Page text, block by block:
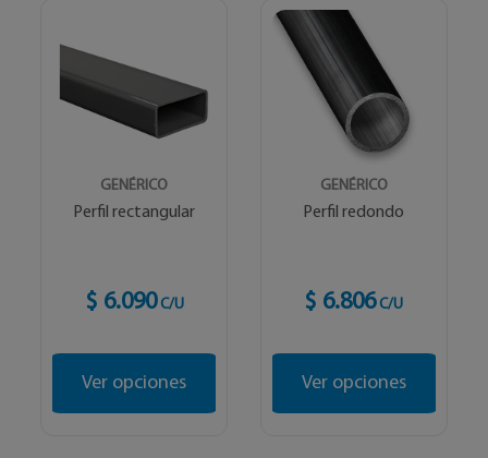
GENÉRICO
Perfil rectangular
$ 6.090 C/U
Ver opciones
GENÉRICO
Perfil redondo
$ 6.806 C/U
Ver opciones